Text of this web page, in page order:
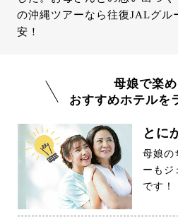
の沖縄ツアーなら往復JALグル
安！
母娘で楽め
おすすめホテルを
とに
母娘の
ーもジ
です！